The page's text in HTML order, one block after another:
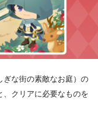
ぎな街の素敵なお庭）の
クリアに必要なものを